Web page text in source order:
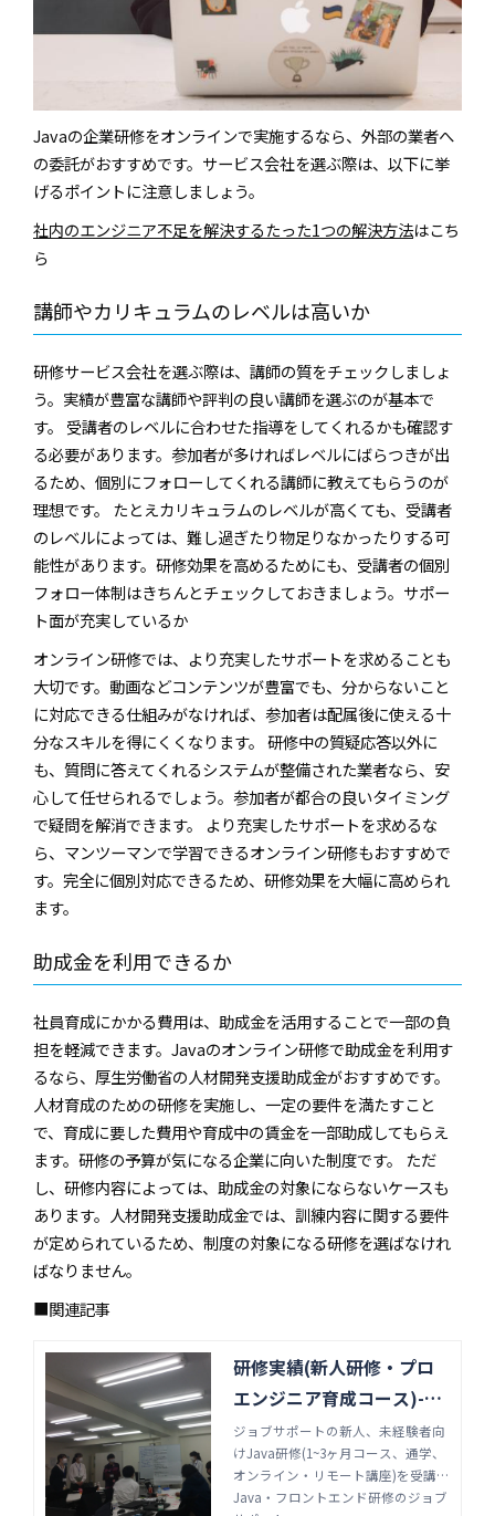
Javaの企業研修をオンラインで実施するなら、外部の業者へ
の委託がおすすめです。サービス会社を選ぶ際は、以下に挙
げるポイントに注意しましょう。
社内のエンジニア不⾜を解決するたった1つの解決⽅法はこち
ら
講師やカリキュラムのレベルは高いか
研修サービス会社を選ぶ際は、講師の質をチェックしましょ
う。実績が豊富な講師や評判の良い講師を選ぶのが基本で
す。 受講者のレベルに合わせた指導をしてくれるかも確認す
る必要があります。参加者が多ければレベルにばらつきが出
るため、個別にフォローしてくれる講師に教えてもらうのが
理想です。 たとえカリキュラムのレベルが高くても、受講者
のレベルによっては、難し過ぎたり物足りなかったりする可
能性があります。研修効果を高めるためにも、受講者の個別
フォロー体制はきちんとチェックしておきましょう。サポー
ト面が充実しているか
オンライン研修では、より充実したサポートを求めることも
大切です。動画などコンテンツが豊富でも、分からないこと
に対応できる仕組みがなければ、参加者は配属後に使える十
分なスキルを得にくくなります。 研修中の質疑応答以外に
も、質問に答えてくれるシステムが整備された業者なら、安
心して任せられるでしょう。参加者が都合の良いタイミング
で疑問を解消できます。 より充実したサポートを求めるな
ら、マンツーマンで学習できるオンライン研修もおすすめで
す。完全に個別対応できるため、研修効果を大幅に高められ
ます。
助成金を利用できるか
社員育成にかかる費用は、助成金を活用することで一部の負
担を軽減できます。Javaのオンライン研修で助成金を利用す
るなら、厚生労働省の人材開発支援助成金がおすすめです。
人材育成のための研修を実施し、一定の要件を満たすこと
で、育成に要した費用や育成中の賃金を一部助成してもらえ
ます。研修の予算が気になる企業に向いた制度です。 ただ
し、研修内容によっては、助成金の対象にならないケースも
あります。人材開発支援助成金では、訓練内容に関する要件
が定められているため、制度の対象になる研修を選ばなけれ
ばなりません。
■関連記事
研修実績(新人研修・プロ
エンジニア育成コース)-Ja
va・フロントエンド研修の
ジョブサポート
ジョブサポートの新人、未経験者向
けJava研修(1~3ヶ月コース、通学、
オンライン・リモート講座)を受講い
ただいた企業様の声をご紹介してお
Java・フロントエンド研修のジョブ